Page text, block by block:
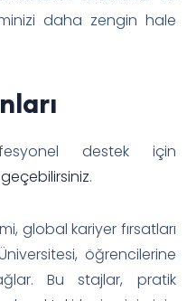
daha zengin hale
destek için
.
global kariyer fırsatları
öğrencilerine
Bu stajlar, pratik